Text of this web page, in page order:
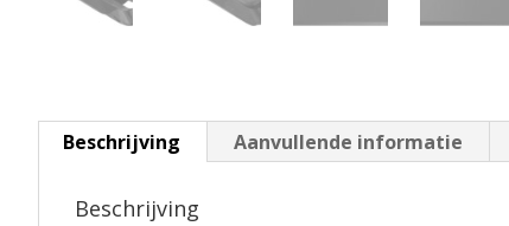
Beschrijving Aanvullende informatie
Beschrijving